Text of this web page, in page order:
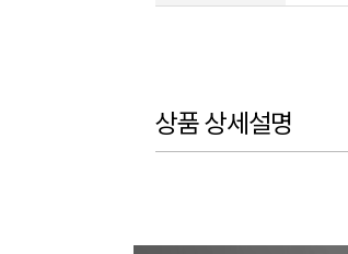
상품 상세설명